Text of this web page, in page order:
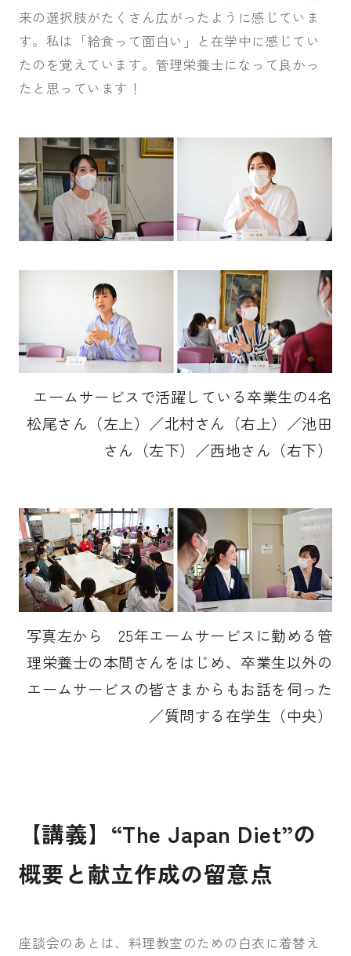
来の選択肢がたくさん広がったように感じていま
す。私は「給食って面白い」と在学中に感じてい
たのを覚えています。管理栄養士になって良かっ
たと思っています！
エームサービスで活躍している卒業生の4名
松尾さん（左上）／北村さん（右上）／池田
さん（左下）／西地さん（右下）
写真左から 25年エームサービスに勤める管
理栄養士の本間さんをはじめ、卒業生以外の
エームサービスの皆さまからもお話を伺った
／質問する在学生（中央）
【講義】“The Japan Diet”の
概要と献立作成の留意点
座談会のあとは、料理教室のための白衣に着替え